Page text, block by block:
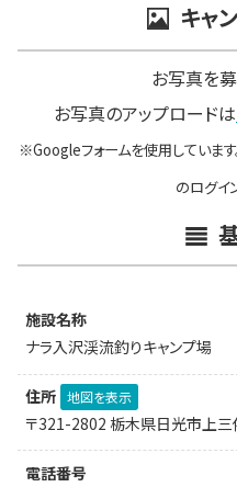
キャ
お写真を募
お写真のアップロードは
※Googleフォームを使用していま
のログイ
施設名称
ナラ入沢渓流釣りキャンプ場
住所 地図を表示
〒321-2802 栃木県日光市上三
電話番号